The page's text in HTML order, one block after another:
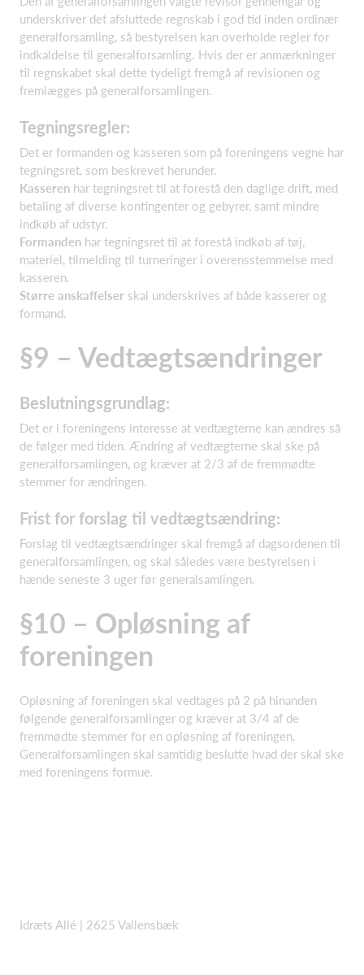
underskriver det afsluttede regnskab i god tid inden ordinær
generalforsamling, så bestyrelsen kan overholde regler for
indkaldelse til generalforsamling. Hvis der er anmærkninger
til regnskabet skal dette tydeligt fremgå af revisionen og
fremlægges på generalforsamlingen.
Tegningsregler:
Det er formanden og kasseren som på foreningens vegne har
tegningsret, som beskrevet herunder.
Kasseren har tegningsret til at forestå den daglige drift, med
betaling af diverse kontingenter og gebyrer, samt mindre
indkøb af udstyr.
Formanden har tegningsret til at forestå indkøb af tøj,
materiel, tilmelding til turneringer i overensstemmelse med
kasseren.
Større anskaffelser skal underskrives af både kasserer og
formand.
§9 – Vedtægtsændringer
Beslutningsgrundlag:
Det er i foreningens interesse at vedtægterne kan ændres så
de følger med tiden. Ændring af vedtægterne skal ske på
generalforsamlingen, og kræver at 2/3 af de fremmødte
stemmer for ændringen.
Frist for forslag til vedtægtsændring:
Forslag til vedtægtsændringer skal fremgå af dagsordenen til
generalforsamlingen, og skal således være bestyrelsen i
hænde seneste 3 uger før generalsamlingen.
§10 – Opløsning af
foreningen
Opløsning af foreningen skal vedtages på 2 på hinanden
følgende generalforsamlinger og kræver at 3/4 af de
fremmødte stemmer for en opløsning af foreningen.
Generalforsamlingen skal samtidig beslutte hvad der skal ske
med foreningens formue.
Idræts Allé | 2625 Vallensbæk